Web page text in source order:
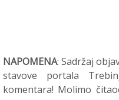
NAPOMENA: Sadržaj
stavove portala
komentara! Molimo